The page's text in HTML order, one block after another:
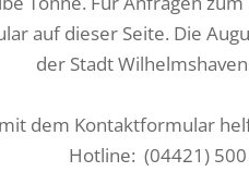
auf dieser Seite. Die
der Stadt
dem Kontaktformular
Hotline: (04421)